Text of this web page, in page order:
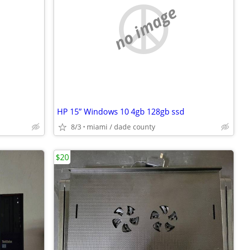
no image
HP 15” Windows 10 4gb 128gb ssd
8/3 miami / dade county
$20